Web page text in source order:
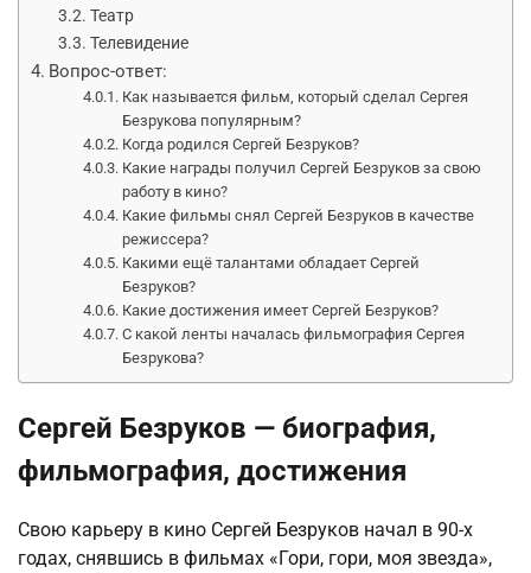
Театр
Телевидение
Вопрос-ответ:
Как называется фильм, который сделал Сергея
Безрукова популярным?
Когда родился Сергей Безруков?
Какие награды получил Сергей Безруков за свою
работу в кино?
Какие фильмы снял Сергей Безруков в качестве
режиссера?
Какими ещё талантами обладает Сергей
Безруков?
Какие достижения имеет Сергей Безруков?
С какой ленты началась фильмография Сергея
Безрукова?
Сергей Безруков — биография,
фильмография, достижения
Свою карьеру в кино Сергей Безруков начал в 90-х
годах, снявшись в фильмах «Гори, гори, моя звезда»,